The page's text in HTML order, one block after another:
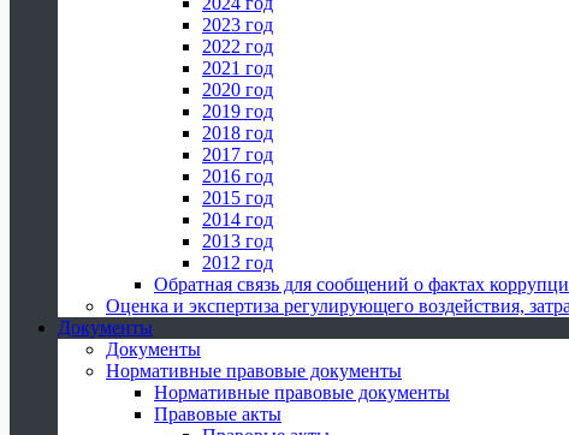
2023 год
2022 год
2021 год
2020 год
2019 год
2018 год
2017 год
2016 год
2015 год
2014 год
2013 год
2012 год
Обратная связь для сообщений о фактах
Оценка и экспертиза регулирующего воздействия,
Документы
Документы
Нормативные правовые документы
Нормативные правовые документы
Правовые акты